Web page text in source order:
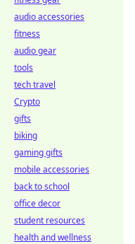
audio accessories
fitness
audio gear
tools
tech travel
Crypto
gifts
biking
gaming gifts
mobile accessories
back to school
office decor
student resources
health and wellness